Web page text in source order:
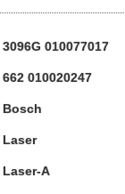
3096G 010077017
662 010020247
Bosch
Laser
Laser-A